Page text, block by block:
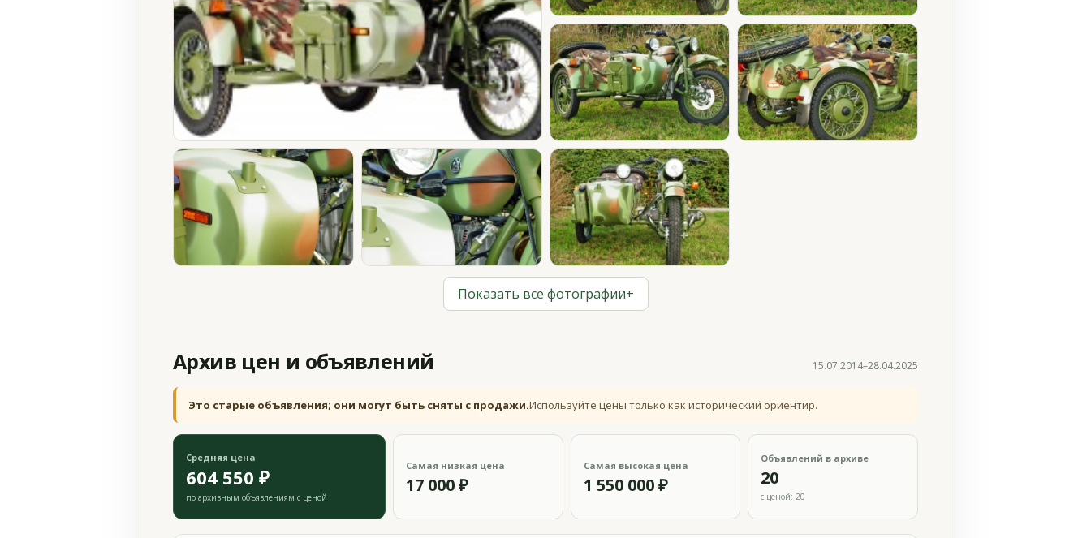
Показать все фотографии+
Архив цен и объявлений 15.07.2014–28.04.2025
Это старые объявления; они могут быть сняты с продажи.Используйте цены только как исторический ориентир.
Средняя цена
604 550 ₽
по архивным объявлениям с ценой
Самая низкая цена
17 000 ₽
Самая высокая цена
1 550 000 ₽
Объявлений в архиве
20
с ценой: 20